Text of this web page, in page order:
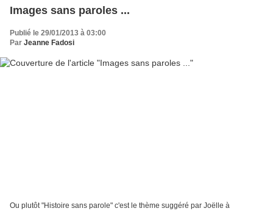
Images sans paroles ...
Publié le 29/01/2013 à 03:00
Par Jeanne Fadosi
Ou plutôt "Histoire sans parole" c'est le thème suggéré par Joëlle à